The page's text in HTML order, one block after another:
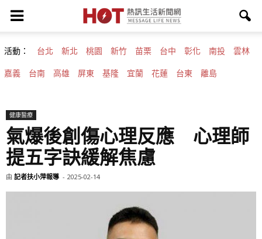
活動： 台北 新北 桃園 新竹 苗栗 台中 彰化 南投 雲林
嘉義 台南 高雄 屏東 基隆 宜蘭 花蓮 台東 離島
健康醫療
氣爆後創傷心理反應 心理師
提五字訣緩解焦慮
由 記者扶小萍報導 - 2025-02-14